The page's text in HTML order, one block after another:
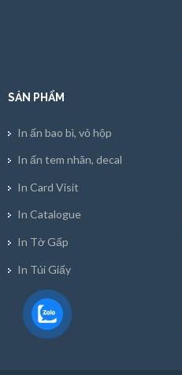
SẢN PHẨM
In ấn bao bì, vỏ hộp
In ấn tem nhãn, decal
In Card Visit
In Catalogue
In Tờ Gấp
In Túi Giấy